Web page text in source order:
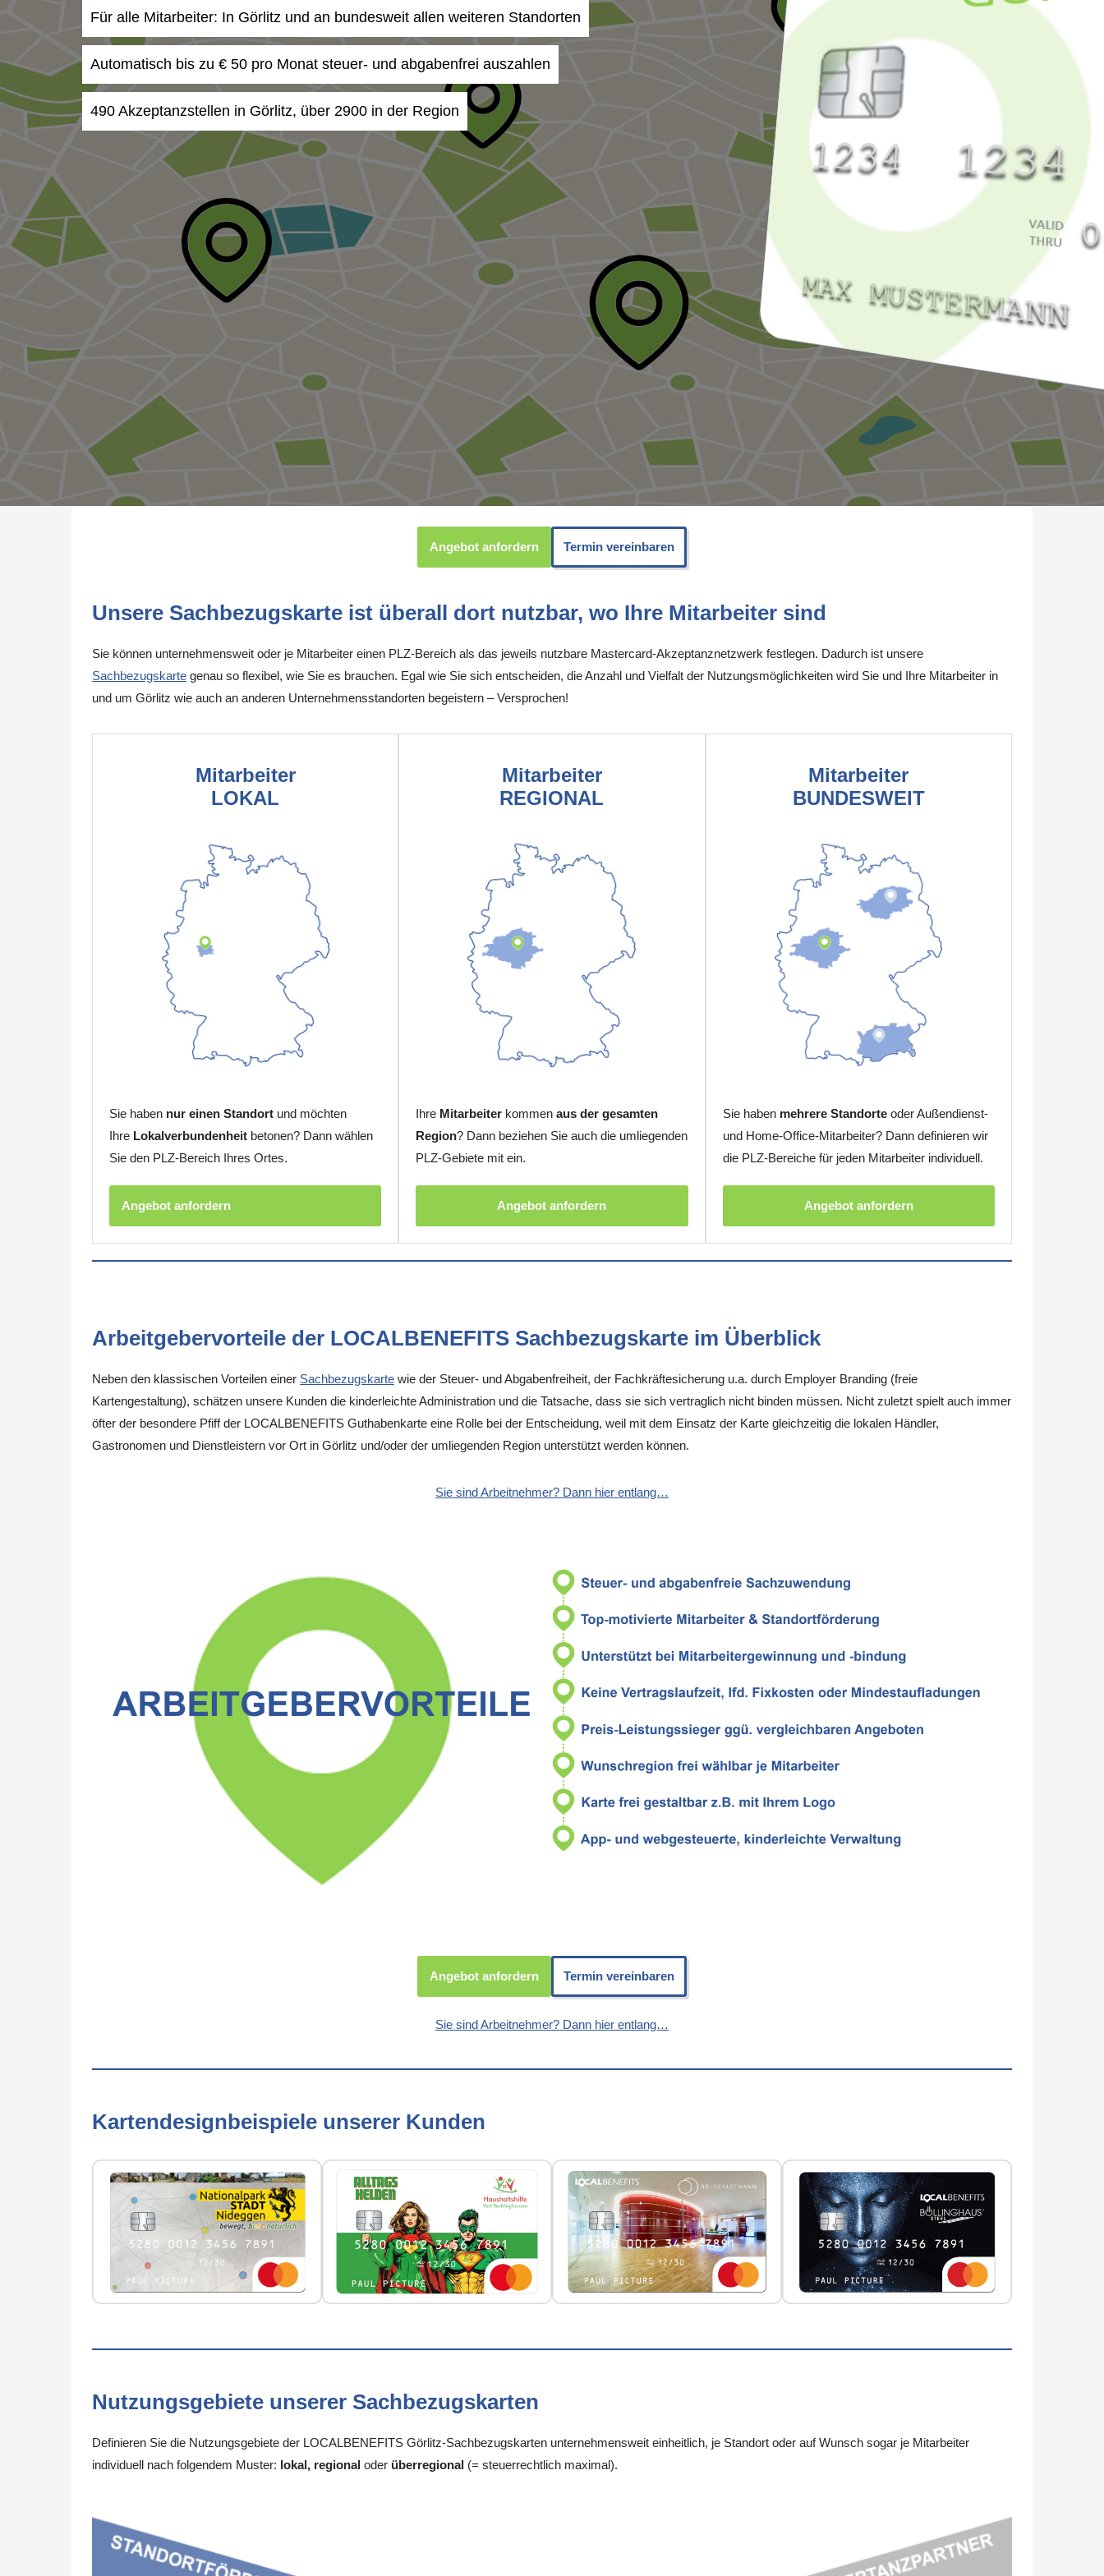
Für alle Mitarbeiter: In Görlitz und an bundesweit allen weiteren Standorten
Automatisch bis zu € 50 pro Monat steuer- und abgabenfrei auszahlen
490 Akzeptanzstellen in Görlitz, über 2900 in der Region
Angebot anfordern Termin vereinbaren
Unsere Sachbezugskarte ist überall dort nutzbar, wo Ihre Mitarbeiter sind
Sie können unternehmensweit oder je Mitarbeiter einen PLZ-Bereich als das jeweils nutzbare Mastercard-Akzeptanznetzwerk festlegen. Dadurch ist unsere
Sachbezugskarte genau so flexibel, wie Sie es brauchen. Egal wie Sie sich entscheiden, die Anzahl und Vielfalt der Nutzungsmöglichkeiten wird Sie und Ihre Mitarbeiter in
und um Görlitz wie auch an anderen Unternehmensstandorten begeistern – Versprochen!
Mitarbeiter
LOKAL
Sie haben nur einen Standort und möchten
Ihre Lokalverbundenheit betonen? Dann wählen
Sie den PLZ-Bereich Ihres Ortes.
Angebot anfordern
Mitarbeiter
REGIONAL
Ihre Mitarbeiter kommenaus der gesamten
Region? Dann beziehen Sie auch die umliegenden
PLZ-Gebiete mit ein.
Angebot anfordern
Mitarbeiter
BUNDESWEIT
Sie haben mehrere Standorteoder Außendienst-
und Home-Office-Mitarbeiter? Dann definieren wir
die PLZ-Bereiche für jeden Mitarbeiter individuell.
Angebot anfordern
Arbeitgebervorteile der LOCALBENEFITS Sachbezugskarte im Überblick
Neben den klassischen Vorteilen einer Sachbezugskarte wie der Steuer- und Abgabenfreiheit, der Fachkräftesicherung u.a. durch Employer Branding (freie
Kartengestaltung), schätzen unsere Kunden die kinderleichte Administration und die Tatsache, dass sie sich vertraglich nicht binden müssen. Nicht zuletzt spielt auch immer
öfter der besondere Pfiff der LOCALBENEFITS Guthabenkarte eine Rolle bei der Entscheidung, weil mit dem Einsatz der Karte gleichzeitig die lokalen Händler,
Gastronomen und Dienstleistern vor Ort in Görlitz und/oder der umliegenden Region unterstützt werden können.
Sie sind Arbeitnehmer? Dann hier entlang…
Angebot anfordern Termin vereinbaren
Sie sind Arbeitnehmer? Dann hier entlang…
Kartendesignbeispiele unserer Kunden
Nutzungsgebiete unserer Sachbezugskarten
Definieren Sie die Nutzungsgebiete der LOCALBENEFITS Görlitz-Sachbezugskarten unternehmensweit einheitlich, je Standort oder auf Wunsch sogar je Mitarbeiter
individuell nach folgendem Muster: lokal, regional oder überregional (= steuerrechtlich maximal).